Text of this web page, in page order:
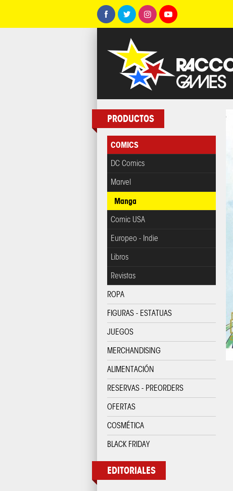
PRODUCTOS
COMICS
DC Comics
Marvel
Manga
Comic USA
Europeo - Indie
Libros
Revistas
ROPA
FIGURAS - ESTATUAS
JUEGOS
MERCHANDISING
ALIMENTACIÓN
RESERVAS - PREORDERS
OFERTAS
COSMÉTICA
BLACK FRIDAY
EDITORIALES